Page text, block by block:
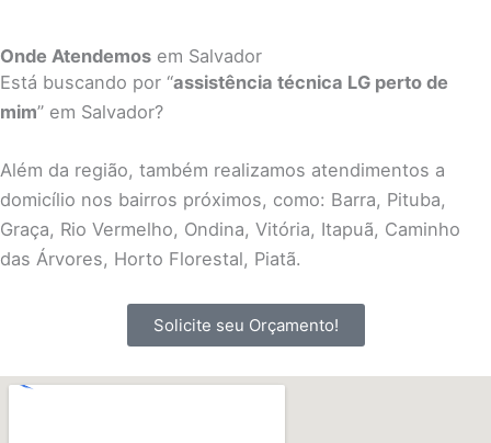
Onde Atendemos em Salvador
Está buscando por “assistência técnica LG perto de
mim” em Salvador?
Além da região, também realizamos atendimentos a
domicílio nos bairros próximos, como: Barra, Pituba,
Graça, Rio Vermelho, Ondina, Vitória, Itapuã, Caminho
das Árvores, Horto Florestal, Piatã.
Solicite seu Orçamento!